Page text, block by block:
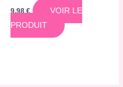
9,98€
VOIR LE
PRODUIT